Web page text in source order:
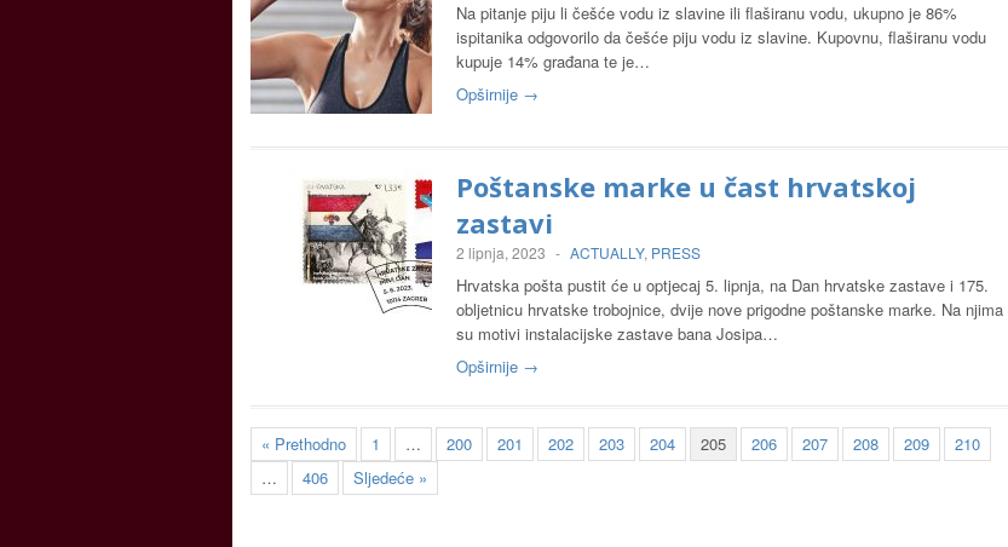
Na pitanje piju li češće vodu iz slavine ili flaširanu vodu, ukupno je 86%
ispitanika odgovorilo da češće piju vodu iz slavine. Kupovnu, flaširanu vodu
kupuje 14% građana te je…
Opširnije →
Poštanske marke u čast hrvatskoj
zastavi
2 lipnja, 2023 - ACTUALLY, PRESS
Hrvatska pošta pustit će u optjecaj 5. lipnja, na Dan hrvatske zastave i 175.
obljetnicu hrvatske trobojnice, dvije nove prigodne poštanske marke. Na njima
su motivi instalacijske zastave bana Josipa…
Opširnije →
« Prethodno 1 … 200 201 202 203 204 205 206 207 208 209
210
…
406 Sljedeće »